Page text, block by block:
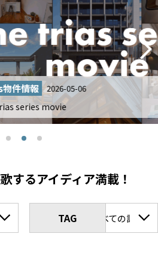
06
するアイディア満載！
TAG すべての記事